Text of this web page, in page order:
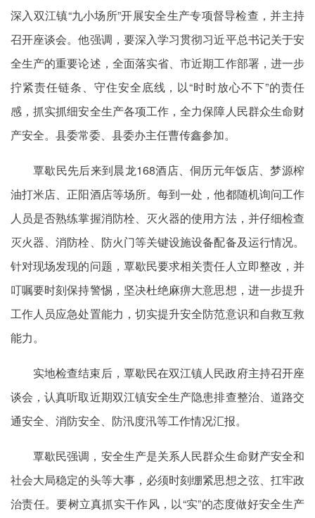
深入双江镇“九小场所”开展安全生产专项督导检查，并主持
召开座谈会。他强调，要深入学习贯彻习近平总书记关于安
全生产的重要论述，全面落实省、市近期工作部署，进一步
拧紧责任链条、守住安全底线，以“时时放心不下”的责任
感，抓实抓细安全生产各项工作，全力保障人民群众生命财
产安全。县委常委、县委办主任曹传鑫参加。
覃歇民先后来到晨龙168酒店、侗历元年饭店、梦源榨
油打米店、正阳酒店等场所。每到一处，他都随机询问工作
人员是否熟练掌握消防栓、灭火器的使用方法，并仔细检查
灭火器、消防栓、防火门等关键设施设备配备及运行情况。
针对现场发现的问题，覃歇民要求相关责任人立即整改，并
叮嘱要时刻保持警惕，坚决杜绝麻痹大意思想，进一步提升
工作人员应急处置能力，切实提升安全防范意识和自救互救
能力。
实地检查结束后，覃歇民在双江镇人民政府主持召开座
谈会，认真听取近期双江镇安全生产隐患排查整治、道路交
通安全、消防安全、防汛度汛等工作情况汇报。
覃歇民强调，安全生产是关系人民群众生命财产安全和
社会大局稳定的头等大事，必须时刻绷紧思想之弦、扛牢政
治责任。要树立真抓实干作风，以“实”的态度做好安全生产